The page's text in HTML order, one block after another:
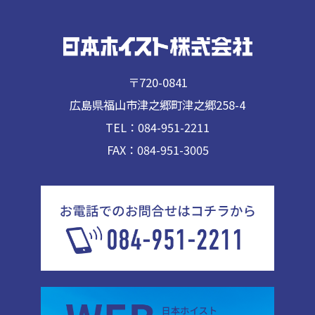
〒720-0841
広島県福山市津之郷町津之郷258-4
TEL：084-951-2211
FAX：084-951-3005